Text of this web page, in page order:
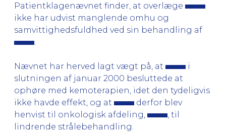
Patientklagenævnet finder, at overlæge
ikke har udvist manglende omhu og
samvittighedsfuldhed ved sin behandling af
Nævnet har herved lagt vægt på, at
i
slutningen af januar 2000 besluttede at
ophøre med kemoterapien, idet den tydeligvis
ikke havde effekt, og at
derfor blev
henvist til onkologisk afdeling,
, til
lindrende strålebehandling.